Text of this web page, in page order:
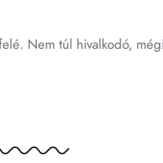
Nem túl hivalkodó,